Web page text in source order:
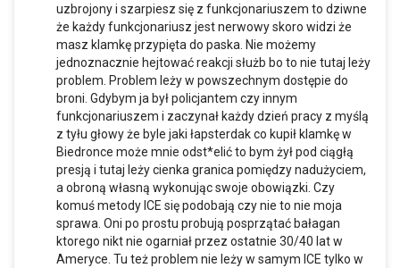
uzbrojony i szarpiesz się z funkcjonariuszem to dziwne
że każdy funkcjonariusz jest nerwowy skoro widzi że
masz klamkę przypięta do paska. Nie możemy
jednoznacznie hejtować reakcji służb bo to nie tutaj leży
problem. Problem leży w powszechnym dostępie do
broni. Gdybym ja był policjantem czy innym
funkcjonariuszem i zaczynał każdy dzień pracy z myślą
z tyłu głowy że byle jaki łapsterdak co kupił klamkę w
Biedronce może mnie odst*elić to bym żył pod ciągłą
presją i tutaj leży cienka granica pomiędzy nadużyciem,
a obroną własną wykonując swoje obowiązki. Czy
komuś metody ICE się podobają czy nie to nie moja
sprawa. Oni po prostu probują posprzątać bałagan
ktorego nikt nie ogarniał przez ostatnie 30/40 lat w
Ameryce. Tu też problem nie leży w samym ICE tylko w